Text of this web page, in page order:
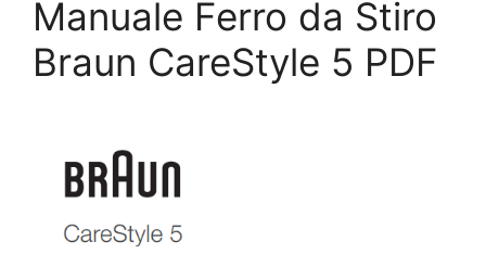
Manuale Ferro da Stiro
Braun CareStyle 5 PDF